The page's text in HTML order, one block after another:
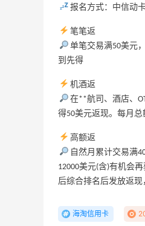
报名方式：中信动
笔笔返
单笔交易满50美元
到先得
机酒返
在**航司、酒店、
得50美元返现。每月
高额返
自然月累计交易满
12000美元(含)有机会
后综合排名后发放返
海淘信用卡
Sandro us
低至2折 千
4天6小时
【55专享】